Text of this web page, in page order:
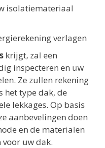
isolatiemateriaal
verlagen
krijgt, zal een
inspecteren en uw
Ze zullen rekening
het type dak, de
lekkages. Op basis
aanbevelingen doen
en de materialen
voor uw dak.